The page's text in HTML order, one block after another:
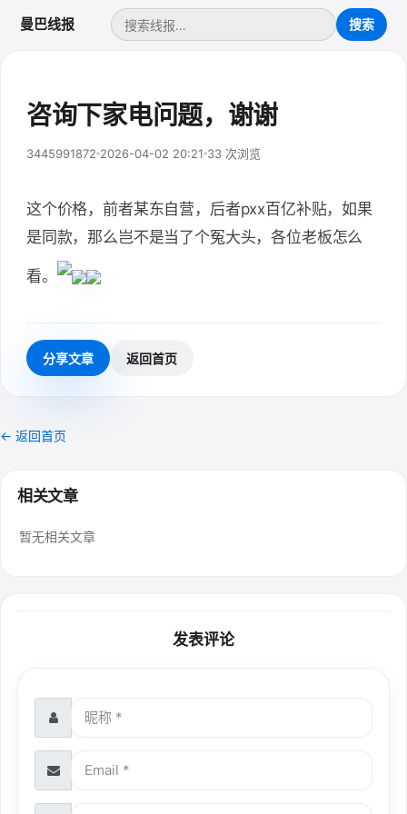
曼巴线报
咨询下家电问题，谢谢
3445991872 2026-04-02 20:21 33 次浏览
这个价格，前者某东自营，后者pxx百亿补贴，如果
是同款，那么岂不是当了个冤大头，各位老板怎么
看。
分享文章 返回首页
← 返回首页
相关文章
暂无相关文章
发表评论